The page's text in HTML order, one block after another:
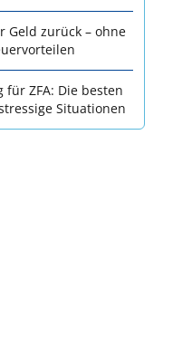
Geld zurück – ohne
ZFA: Die besten
Situationen